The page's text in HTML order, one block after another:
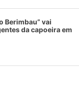
Berimbau” vai
da capoeira em